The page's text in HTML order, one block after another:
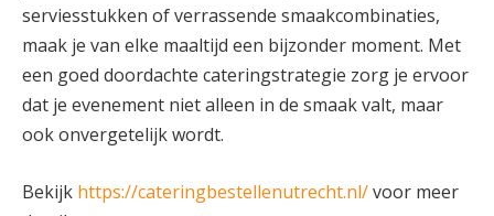
serviesstukken of verrassende smaakcombinaties,
maak je van elke maaltijd een bijzonder moment. Met
een goed doordachte cateringstrategie zorg je ervoor
dat je evenement niet alleen in de smaak valt, maar
ook onvergetelijk wordt.
Bekijk https://cateringbestellenutrecht.nl/voor meer